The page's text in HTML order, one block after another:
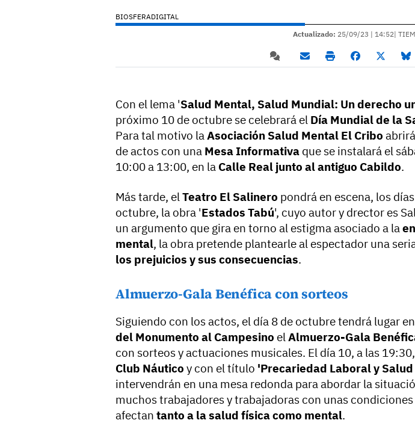
BIOSFERADIGITAL
Actualizado: 25/09/23 | 14:52|
Con el lema 'Salud Mental, Salud Mundial: Un derecho
próximo 10 de octubre se celebrará el Día Mundial de la
Para tal motivo la Asociación Salud Mental El Cribo
de actos con una Mesa Informativa que se instalará el
10:00 a 13:00, en la Calle Real junto al antiguo Cabildo.
Más tarde, el Teatro El Salinero pondrá en escena, los
octubre, la obra 'Estados Tabú', cuyo autor y drector es
un argumento que gira en torno al estigma asociado a la
mental, la obra pretende plantearle al espectador una
los prejuicios y sus consecuencias.
Almuerzo-Gala Benéfica con sorteos
Siguiendo con los actos, el día 8 de octubre tendrá lugar
del Monumento al Campesino el Almuerzo-Gala
con sorteos y actuaciones musicales. El día 10, a las
Club Náutico y con el título 'Precariedad Laboral y
intervendrán en una mesa redonda para abordar la
muchos trabajadores y trabajadoras con unas
afectan tanto a la salud física como mental.